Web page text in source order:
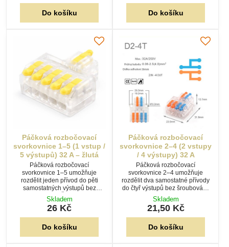
Do košíku Do košíku
Páčková rozbočovací
svorkovnice 1–5 (1 vstup /
5 výstupů) 32 A – žlutá
Páčková rozbočovací
svorkovnice 1–5 umožňuje
rozdělit jeden přívod do pěti
samostatných výstupů bez
šroubování. Žluté páčky
usnadňují ovládání a
transparentní tělo umožňuje
rychlou kontrolu zapojení.
Skladem
26 Kč
Do košíku
Páčková rozbočovací
svorkovnice 2–4 (2 vstupy
/ 4 výstupy) 32 A
Páčková rozbočovací
svorkovnice 2–4 umožňuje
rozdělit dva samostatné přívody
do čtyř výstupů bez šroubování.
Transparentní tělo usnadňuje
kontrolu zapojení a páčky
zajišťují rychlou montáž.
Skladem
21,50 Kč
Do košíku